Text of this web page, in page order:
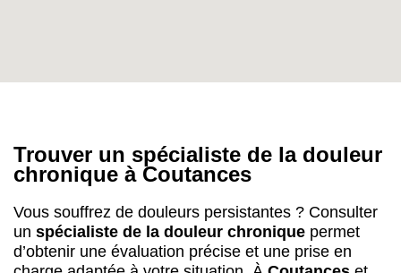
Trouver un spécialiste de la douleur
chronique à Coutances
Vous souffrez de douleurs persistantes ? Consulter
un spécialiste de la douleur chronique permet
d’obtenir une évaluation précise et une prise en